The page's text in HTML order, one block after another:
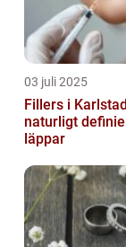
03 juli 2025
Fillers i
naturligt
läppar